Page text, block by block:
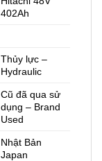
402Ah
Thủy lực –
Hydraulic
Cũ đã qua sử
dụng – Brand
Used
Nhật Bản
Japan